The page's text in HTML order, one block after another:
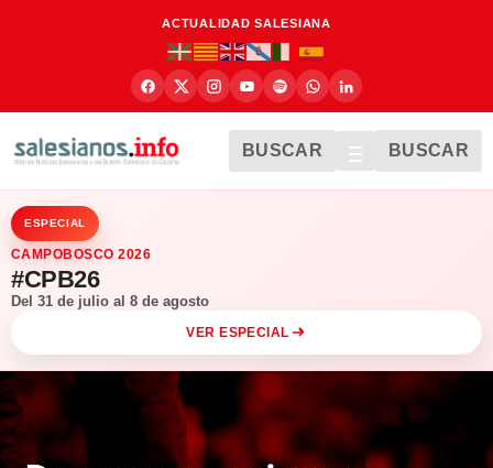
ACTUALIDAD SALESIANA
BUSCAR BUSCAR
ESPECIAL
CAMPOBOSCO 2026
#CPB26
Del 31 de julio al 8 de agosto
VER ESPECIAL